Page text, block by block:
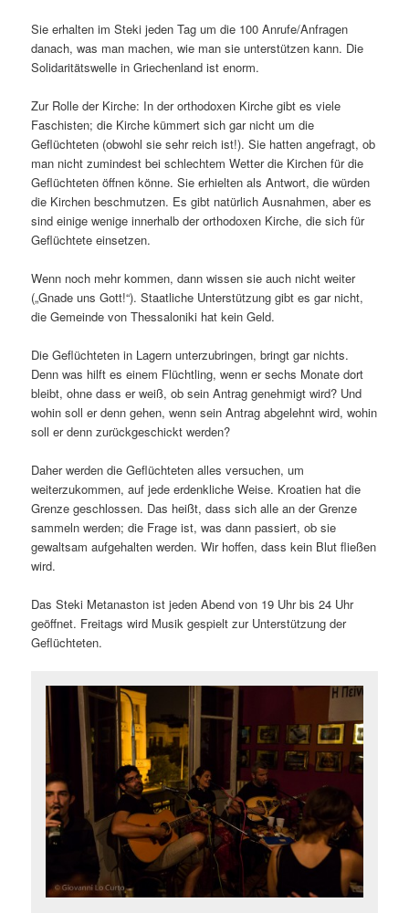
Sie erhalten im Steki jeden Tag um die 100 Anrufe/Anfragen
danach, was man machen, wie man sie unterstützen kann. Die
Solidaritätswelle in Griechenland ist enorm.
Zur Rolle der Kirche: In der orthodoxen Kirche gibt es viele
Faschisten; die Kirche kümmert sich gar nicht um die
Geflüchteten (obwohl sie sehr reich ist!). Sie hatten angefragt, ob
man nicht zumindest bei schlechtem Wetter die Kirchen für die
Geflüchteten öffnen könne. Sie erhielten als Antwort, die würden
die Kirchen beschmutzen. Es gibt natürlich Ausnahmen, aber es
sind einige wenige innerhalb der orthodoxen Kirche, die sich für
Geflüchtete einsetzen.
Wenn noch mehr kommen, dann wissen sie auch nicht weiter
(„Gnade uns Gott!“). Staatliche Unterstützung gibt es gar nicht,
die Gemeinde von Thessaloniki hat kein Geld.
Die Geflüchteten in Lagern unterzubringen, bringt gar nichts.
Denn was hilft es einem Flüchtling, wenn er sechs Monate dort
bleibt, ohne dass er weiß, ob sein Antrag genehmigt wird? Und
wohin soll er denn gehen, wenn sein Antrag abgelehnt wird, wohin
soll er denn zurückgeschickt werden?
Daher werden die Geflüchteten alles versuchen, um
weiterzukommen, auf jede erdenkliche Weise. Kroatien hat die
Grenze geschlossen. Das heißt, dass sich alle an der Grenze
sammeln werden; die Frage ist, was dann passiert, ob sie
gewaltsam aufgehalten werden. Wir hoffen, dass kein Blut fließen
wird.
Das Steki Metanaston ist jeden Abend von 19 Uhr bis 24 Uhr
geöffnet. Freitags wird Musik gespielt zur Unterstützung der
Geflüchteten.